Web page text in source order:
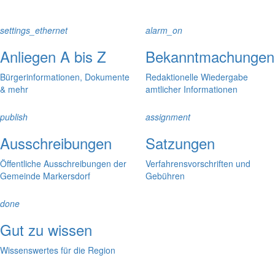
settings_ethernet
Anliegen A bis Z
Bürgerinformationen, Dokumente
& mehr
alarm_on
Bekanntmachungen
Redaktionelle Wiedergabe
amtlicher Informationen
publish
Ausschreibungen
Öffentliche Ausschreibungen der
Gemeinde Markersdorf
assignment
Satzungen
Verfahrensvorschriften und
Gebühren
done
Gut zu wissen
Wissenswertes für die Region